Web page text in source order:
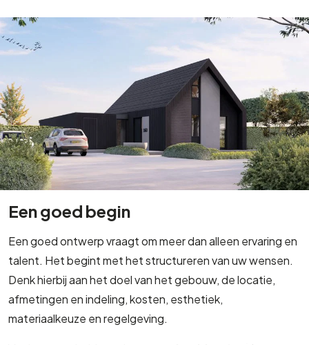
Een goed begin
Een goed ontwerp vraagt om meer dan alleen ervaring en
talent. Het begint met het structureren van uw wensen.
Denk hierbij aan het doel van het gebouw, de locatie,
afmetingen en indeling, kosten, esthetiek,
materiaalkeuze en regelgeving.